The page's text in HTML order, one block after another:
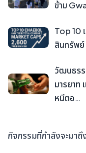
ข้าม
Top 10
สินทรัพย์
วัฒนธรร
มารยาท
หนีตอ…
กิจกรรมที่กำลังจะมาถึ